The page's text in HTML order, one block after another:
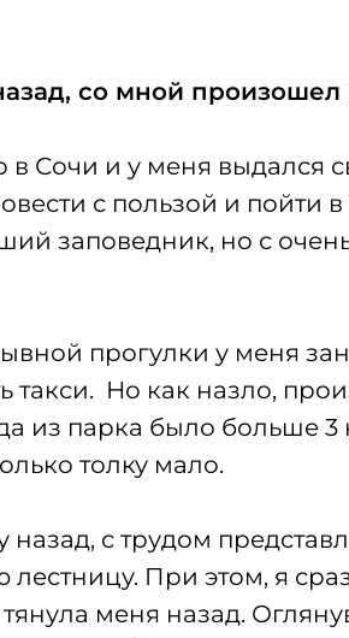
со мной
Сочи и у меня выдался
с пользой и пойти
заповедник, но с
прогулки у меня
такси. Но как назло,
из парка было больше
толку мало.
назад, с трудом
лестницу. При этом, я
меня назад.